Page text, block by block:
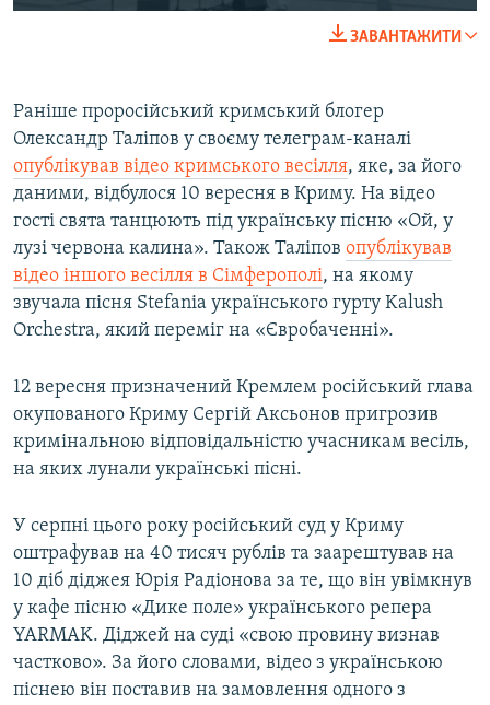
720p 1080p
720p
1080p
ЗАВАНТАЖИТИ
Раніше проросійський кримський блогер
Олександр Таліпов у своєму телеграм-каналі
опублікував відео кримського весілля, яке, за його
даними, відбулося 10 вересня в Криму. На відео
гості свята танцюють під українську пісню «Ой, у
лузі червона калина». Також Таліпов опублікував
відео іншого весілля в Сімферополі, на якому
звучала пісня Stefania українського гурту Kalush
Orchestra, який переміг на «Євробаченні».
12 вересня призначений Кремлем російський глава
окупованого Криму Сергій Аксьонов пригрозив
кримінальною відповідальністю учасникам весіль,
на яких лунали українські пісні.
У серпні цього року російський суд у Криму
оштрафував на 40 тисяч рублів та заарештував на
10 діб діджея Юрія Радіонова за те, що він увімкнув
у кафе пісню «Дике поле» українського репера
YARMAK. Діджей на суді «свою провину визнав
частково». За його словами, відео з українською
піснею він поставив на замовлення одного з